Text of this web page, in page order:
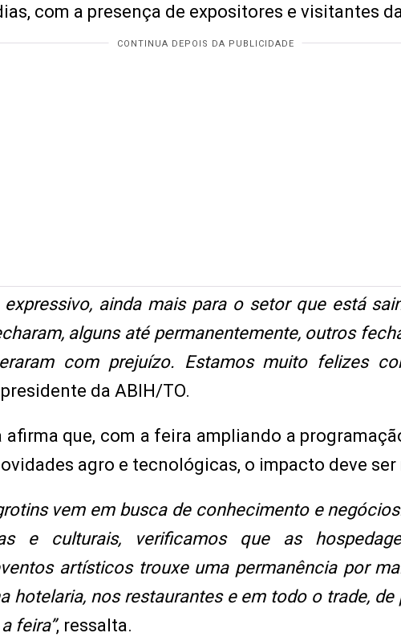
com a presença de expositores e visitantes
expressivo, ainda mais para o setor que está
alguns até permanentemente, outros
com prejuízo. Estamos muito felizes
da ABIH/TO.
afirma que, com a feira ampliando a
agro e tecnológicas, o impacto deve
vem em busca de conhecimento e
e culturais, verificamos que as
artísticos trouxe uma permanência por
hotelaria, nos restaurantes e em todo o trade,
feira”, ressalta.